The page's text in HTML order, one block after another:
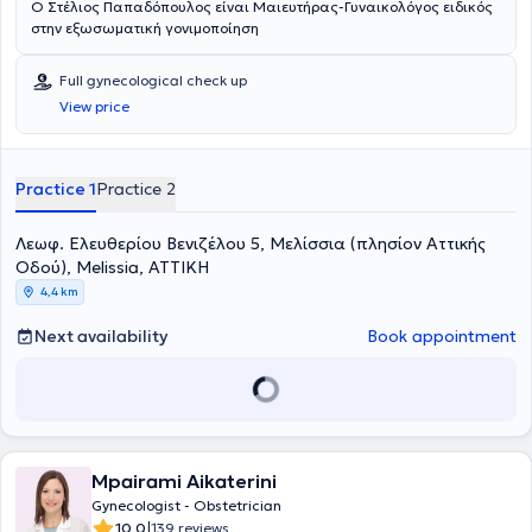
Ο Στέλιος Παπαδόπουλος είναι Μαιευτήρας-Γυναικολόγος ειδικός
στην εξωσωματική γονιμοποίηση
Full gynecological check up
View price
Practice 1Practice 2
Λεωφ. Ελευθερίου Βενιζέλου 5, Μελίσσια (πλησίον Αττικής
Οδού), Melissia, ΑΤΤΙΚΗ
4,4 km
Next availability Book appointment
Mpairami Aikaterini
Gynecologist - Obstetrician
10.0 139 reviews